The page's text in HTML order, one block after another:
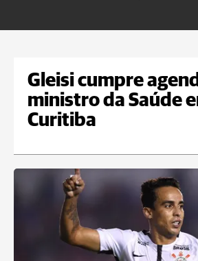
Gleisi cumpre
ministro da Saúde
Curitiba